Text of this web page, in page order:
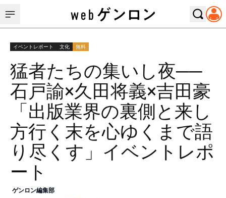
イベントレポート 文化 無料
猛者たちの集いし夜──
石戸諭×久田将義×吉田豪
「出版業界の裏側と来し
方行く末を心ゆくまで語
り尽くす」イベントレポ
ート
ゲンロン編集部